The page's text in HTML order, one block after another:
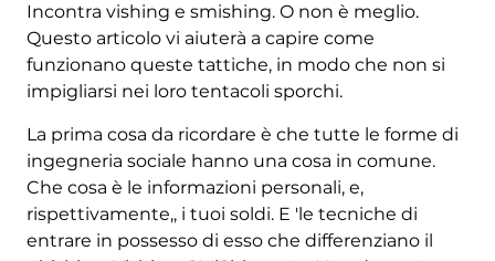
Incontra vishing e smishing. O non è meglio.
Questo articolo vi aiuterà a capire come
funzionano queste tattiche, in modo che non si
impigliarsi nei loro tentacoli sporchi.
La prima cosa da ricordare è che tutte le forme di
ingegneria sociale hanno una cosa in comune.
Che cosa è le informazioni personali, e,
rispettivamente,, i tuoi soldi. E 'le tecniche di
entrare in possesso di esso che differenziano il